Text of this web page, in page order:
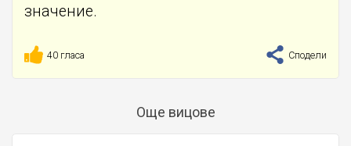
значение.
40 гласа Сподели
Още вицове